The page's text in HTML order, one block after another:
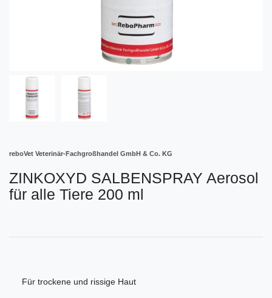
reboVet Veterinär-Fachgroßhandel GmbH & Co. KG
ZINKOXYD SALBENSPRAY Aerosol
für alle Tiere 200 ml
Für trockene und rissige Haut